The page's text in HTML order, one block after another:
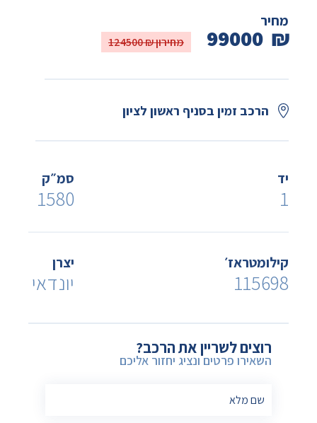
מחיר
₪ מחירון ₪ 124500
הרכב זמין בסניף ראשון לציון
יד
1
סמ״ק
1580
קילומטראז׳
115698
יצרן
יונדאי
רוצים לשריין את הרכב?
השאירו פרטים ונציג יחזור אליכם